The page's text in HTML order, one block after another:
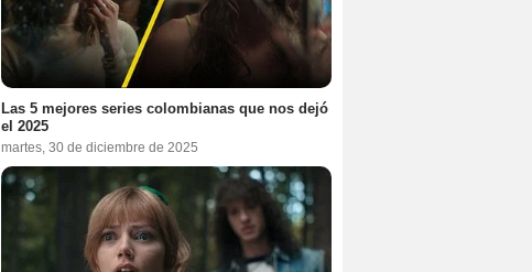
Las 5 mejores series colombianas que nos dejó
el 2025
martes, 30 de diciembre de 2025